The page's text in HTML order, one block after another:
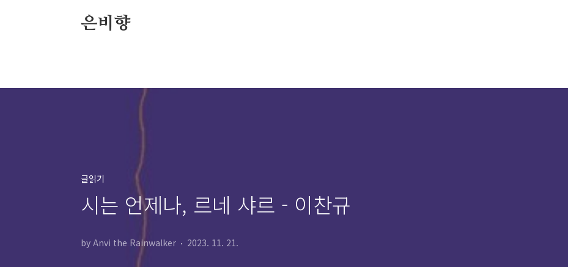
은비향
글읽기
시는 언제나, 르네 샤르 - 이찬규
by Anvi the Rainwalker 2023. 11. 21.